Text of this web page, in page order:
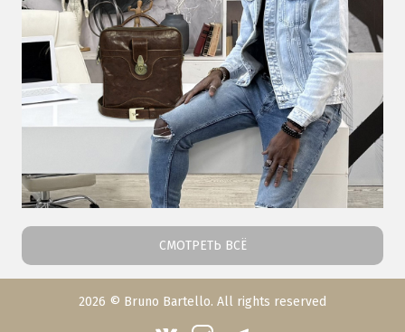
СМОТРЕТЬ ВСЁ
2026 © Bruno Bartello. All rights reserved